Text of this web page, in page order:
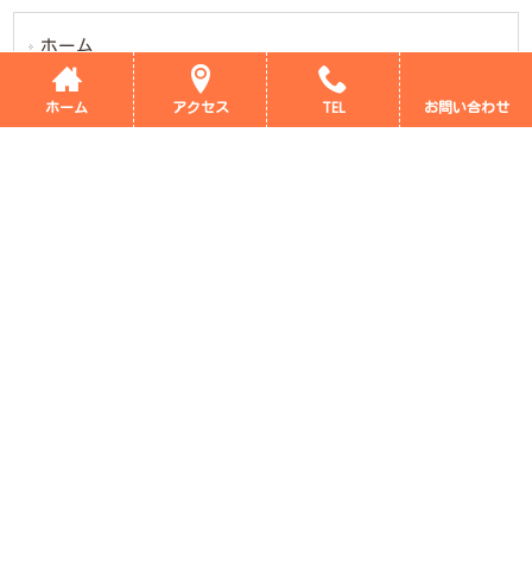
ホーム
支援プログラム
当施設のご案内
ホーム アクセス TEL お問い合わせ